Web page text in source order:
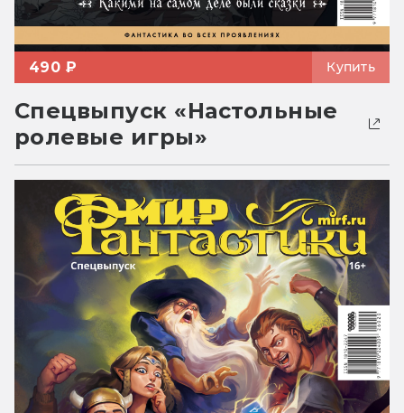
490 ₽ Купить
Спецвыпуск «Настольные
ролевые игры»